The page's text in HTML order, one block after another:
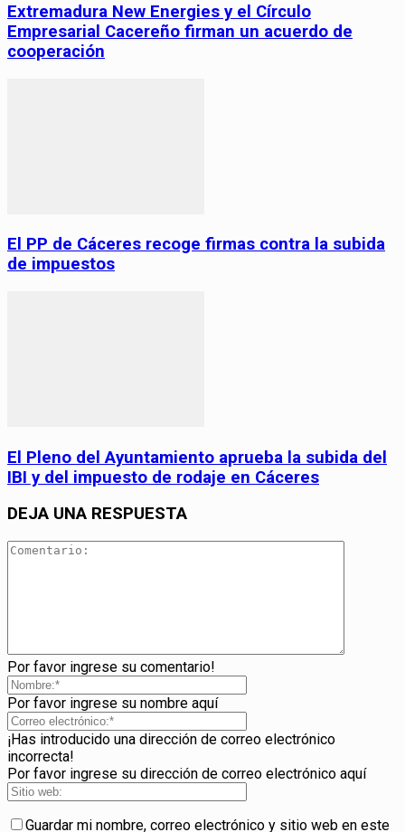
Extremadura New Energies y el Círculo
Empresarial Cacereño firman un acuerdo de
cooperación
El PP de Cáceres recoge firmas contra la subida
de impuestos
El Pleno del Ayuntamiento aprueba la subida del
IBI y del impuesto de rodaje en Cáceres
DEJA UNA RESPUESTA
Por favor ingrese su comentario!
Por favor ingrese su nombre aquí
¡Has introducido una dirección de correo electrónico
incorrecta!
Por favor ingrese su dirección de correo electrónico aquí
Guardar mi nombre, correo electrónico y sitio web en este